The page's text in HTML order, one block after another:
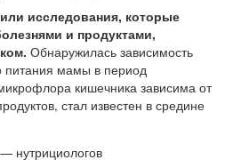
исследования, которые
и продуктами,
Обнаружилась зависимость
питания мамы в период
кишечника зависима от
стал известен в средине